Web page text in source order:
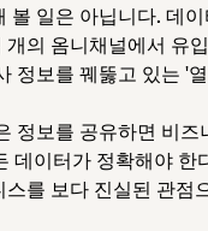
일은 아닙니다. 데
의 옴니채널에서 유
정보를 꿰뚫고 있는 '
정보를 공유하면 비즈
데이터가 정확해야 한
를 보다 진실된 관점